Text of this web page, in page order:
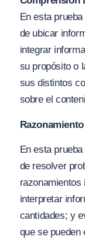
En esta
de ubicar
integrar
su propósito o
sus distintos
sobre el
En esta
de resolver
interpretar
cantidades; y
que se pueden